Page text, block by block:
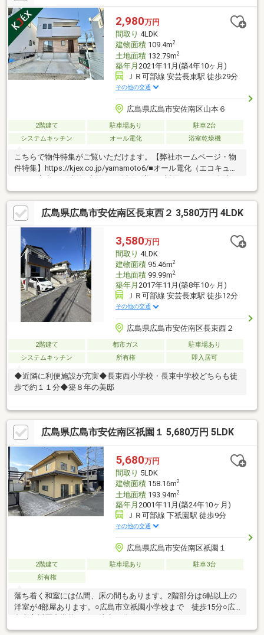
2,980万円
間取り 4LDK
建物面積109.4m2
土地面積132.79m2
築年月 2021年11月(築4年10ヶ月)
ＪＲ可部線 安芸長束駅 徒歩29分
その他の交通
広島県広島市安佐南区山本６
2階建て 駐車場あり
駐車2台
システムキッチン
オール電化 浴室乾燥機
こちらで物件特集がご覧いただけます。【弊社ホームページ・物
件特集】https://kjex.co.jp/yamamoto6/■オール電化（エコキュー
機・浴室乾燥機付きで家事ラク■スマートキー採用でスムーズな
出入り■お手入れしやすいタンクレストイレ■WIC＋SICで収納充
実、スッキリ片付く住まい■リビング階段で自然と家族が顔を合
わせる設計■駐車2台可能（車種による）
広島県広島市安佐南区長束西２ 3,580万円 4LDK
3,580万円
間取り 4LDK
建物面積95.46m2
土地面積99.99m2
築年月 2017年11月(築8年10ヶ月)
ＪＲ可部線 安芸長束駅 徒歩12分
その他の交通
広島県広島市安佐南区長束西２
2階建て 都市ガス
駐車場あり
システムキッチン
所有権 即入居可
◆近隣に利便施設が充実◆長束西小学校・長束中学校どちらも徒
歩で約１１分◆築８年の美邸
広島県広島市安佐南区祇園１ 5,680万円 5LDK
5,680万円
間取り 5LDK
建物面積158.16m2
土地面積193.94m2
築年月 2001年11月(築24年10ヶ月)
ＪＲ可部線 下祇園駅 徒歩9分
その他の交通
広島県広島市安佐南区祇園１
2階建て 駐車場あり
駐車3台
所有権
落ち着く和室には仏間、床の間もあります。2階部分は6帖以上の
洋室が4部屋あります。○広島市立祇園小学校まで 徒歩15分○広
徒歩5分○ファミリーマート 祇園一丁目店まで 徒歩3分○フレスタ